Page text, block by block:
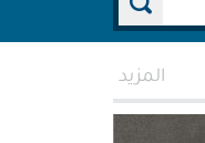
المزيد